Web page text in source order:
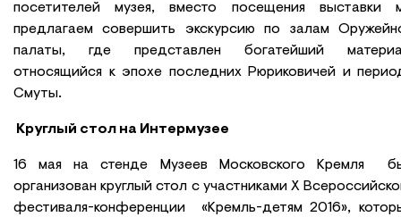
посетителей музея, вместо посещения выставки
предлагаем совершить экскурсию по залам
палаты, где представлен богатейший
относящийся к эпохе последних Рюриковичей и
Смуты.
Круглый стол на Интермузее
16 мая на стенде Музеев Московского Кремля
организован круглый стол с участниками X
фестиваля-конференции «Кремль-детям 2016»,